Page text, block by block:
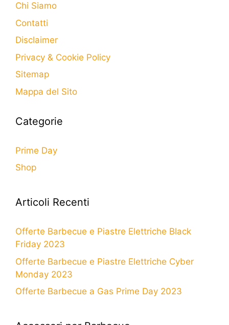
Chi Siamo
Contatti
Disclaimer
Privacy & Cookie Policy
Sitemap
Mappa del Sito
Categorie
Prime Day
Shop
Articoli Recenti
Offerte Barbecue e Piastre Elettriche Black
Friday 2023
Offerte Barbecue e Piastre Elettriche Cyber
Monday 2023
Offerte Barbecue a Gas Prime Day 2023